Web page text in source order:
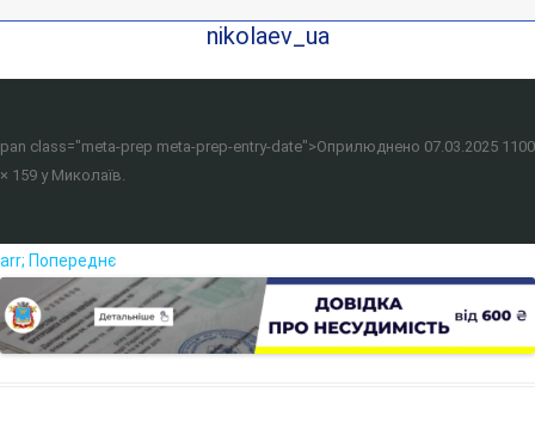
nikolaev_ua
pan class="meta-prep meta-prep-entry-date">Оприлюднено 07.03.2025 1100
× 159 у Миколаїв
arr; Попереднє